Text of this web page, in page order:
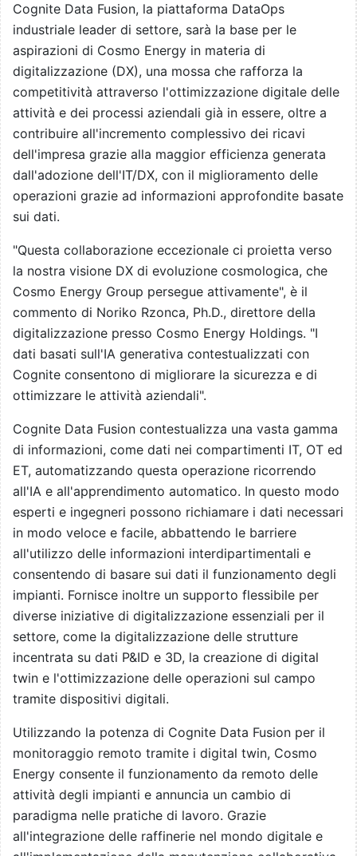
Cognite Data Fusion, la piattaforma DataOps
industriale leader di settore, sarà la base per le
aspirazioni di Cosmo Energy in materia di
digitalizzazione (DX), una mossa che rafforza la
competitività attraverso l'ottimizzazione digitale delle
attività e dei processi aziendali già in essere, oltre a
contribuire all'incremento complessivo dei ricavi
dell'impresa grazie alla maggior efficienza generata
dall'adozione dell'IT/DX, con il miglioramento delle
operazioni grazie ad informazioni approfondite basate
sui dati.
"Questa collaborazione eccezionale ci proietta verso
la nostra visione DX di evoluzione cosmologica, che
Cosmo Energy Group persegue attivamente", è il
commento di Noriko Rzonca, Ph.D., direttore della
digitalizzazione presso Cosmo Energy Holdings. "I
dati basati sull'IA generativa contestualizzati con
Cognite consentono di migliorare la sicurezza e di
ottimizzare le attività aziendali".
Cognite Data Fusion contestualizza una vasta gamma
di informazioni, come dati nei compartimenti IT, OT ed
ET, automatizzando questa operazione ricorrendo
all'IA e all'apprendimento automatico. In questo modo
esperti e ingegneri possono richiamare i dati necessari
in modo veloce e facile, abbattendo le barriere
all'utilizzo delle informazioni interdipartimentali e
consentendo di basare sui dati il funzionamento degli
impianti. Fornisce inoltre un supporto flessibile per
diverse iniziative di digitalizzazione essenziali per il
settore, come la digitalizzazione delle strutture
incentrata su dati P&ID e 3D, la creazione di digital
twin e l'ottimizzazione delle operazioni sul campo
tramite dispositivi digitali.
Utilizzando la potenza di Cognite Data Fusion per il
monitoraggio remoto tramite i digital twin, Cosmo
Energy consente il funzionamento da remoto delle
attività degli impianti e annuncia un cambio di
paradigma nelle pratiche di lavoro. Grazie
all'integrazione delle raffinerie nel mondo digitale e